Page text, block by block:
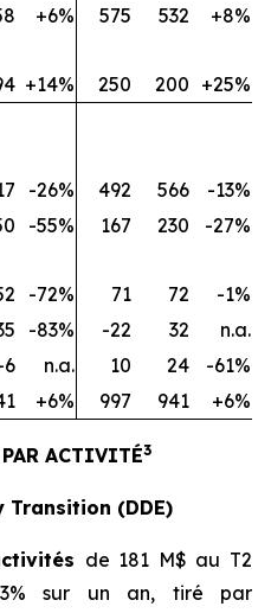
+6% 575 532
+8%
+14% 250 200 +25%
-26% 492 566
-13%
-55% 167 230
-27%
-72% 71 72
-1%
-83% -22 32
n.a.
6 n.a. 10 24
-61%
+6% 997 941 +6%
ACTIVITÉ3
(DDE)
de 181 M$ au T2
sur un an, tiré par